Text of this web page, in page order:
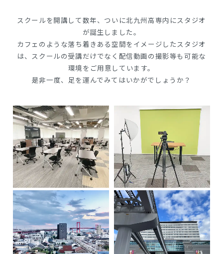
スクールを開講して数年、ついに北九州高専内にスタジオ
が誕生しました。
カフェのような落ち着きある空間をイメージしたスタジオ
は、スクールの受講だけでなく 配信動画の撮影等も可能な
環境をご用意しています。
是非一度、足を運んでみてはいかがでしょうか？